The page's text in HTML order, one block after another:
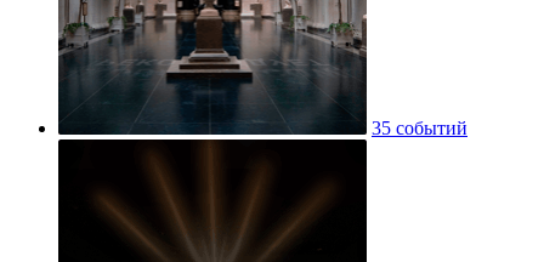
35 событий